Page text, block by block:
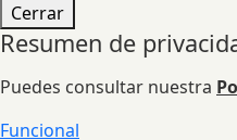
Cerrar
Resumen de
Puedes consultar nuestra
Funcional